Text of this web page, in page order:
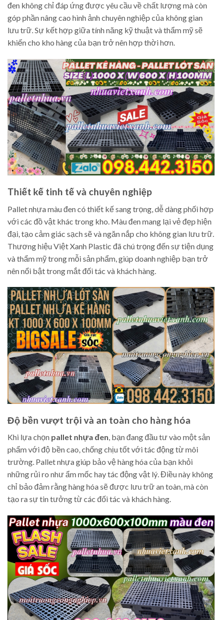
đen không chỉ đáp ứng được yêu cầu về chất lượng mà còn
góp phần nâng cao hình ảnh chuyên nghiệp của không gian
lưu trữ. Sự kết hợp giữa tính năng kỹ thuật và thẩm mỹ sẽ
khiến cho kho hàng của bạn trở nên hợp thời hơn.
Thiết kế tinh tế và chuyên nghiệp
Pallet nhựa màu đen có thiết kế sang trọng, dễ dàng phối hợp
với các đồ vật khác trong kho. Màu đen mang lại vẻ đẹp hiện
đại, tạo cảm giác sạch sẽ và ngăn nắp cho không gian lưu trữ.
Thương hiệu Việt Xanh Plastic đã chú trọng đến sự tiện dụng
và thẩm mỹ trong mỗi sản phẩm, giúp doanh nghiệp bạn trở
nên nổi bật trong mắt đối tác và khách hàng.
Độ bền vượt trội và an toàn cho hàng hóa
Khi lựa chọn pallet nhựa đen, bạn đang đầu tư vào một sản
phẩm với độ bền cao, chống chịu tốt với tác động từ môi
trường. Pallet nhựa giúp bảo vệ hàng hóa của bạn khỏi
những rủi ro như ẩm mốc hay tác động vật lý. Điều này không
chỉ bảo đảm rằng hàng hóa sẽ được lưu trữ an toàn, mà còn
tạo ra sự tin tưởng từ các đối tác và khách hàng.